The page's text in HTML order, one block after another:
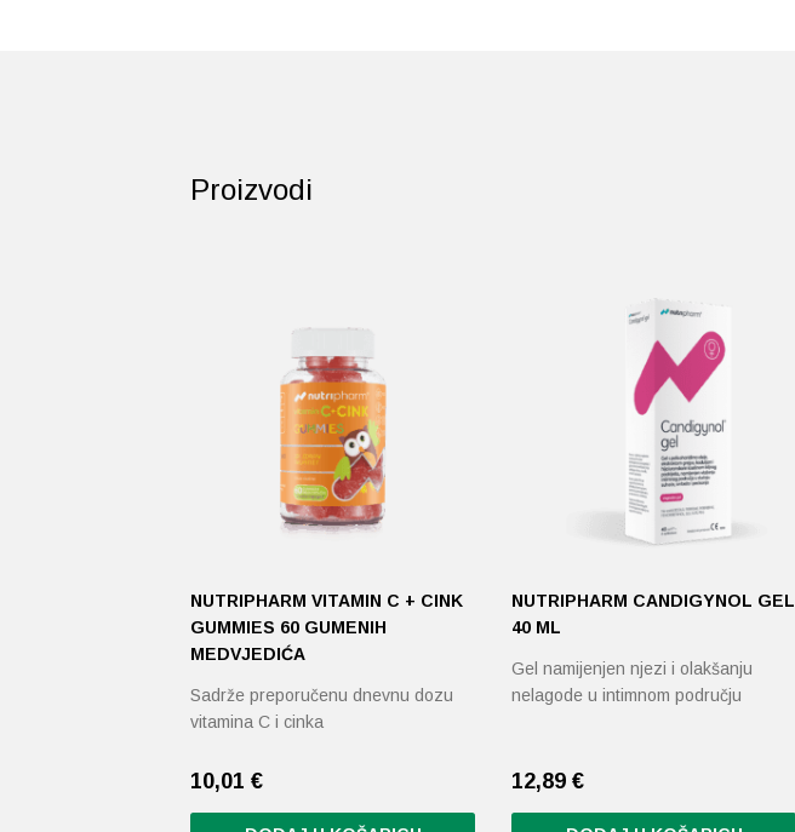
Proizvodi
NUTRIPHARM VITAMIN C + CINK
GUMMIES 60 GUMENIH
MEDVJEDIĆA
Sadrže preporučenu dnevnu dozu
vitamina C i cinka
10,01 €
NUTRIPHARM CANDIGYNOL GEL
40 ML
Gel namijenjen njezi i olakšanju
nelagode u intimnom području
12,89 €